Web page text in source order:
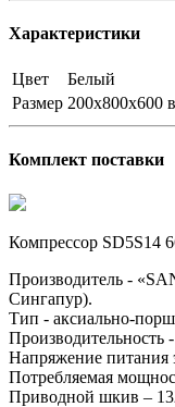
Характеристики
Цвет
Белый
Размер 200х800х600
Комплект поставки
Компрессор SD5S14
Производитель -
Сингапур).
Тип - аксиально-
Производительность
Напряжение питания
Потребляемая
Приводной шкив –